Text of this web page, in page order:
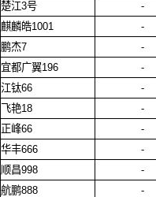
楚江3号
-
麒麟皓1001
-
鹏杰7
-
宜都广翼196
-
江钛66
-
飞艳18
-
正峰66
-
华丰666
-
顺昌998
-
航鹏888
-